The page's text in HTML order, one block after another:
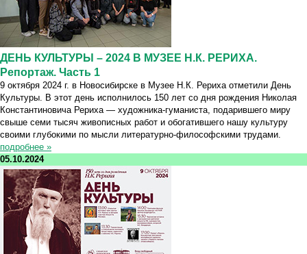
ДЕНЬ КУЛЬТУРЫ – 2024 В МУЗЕЕ Н.К. РЕРИХА.
Репортаж. Часть 1
9 октября 2024 г. в Новосибирске в Музее Н.К. Рериха отметили День
Культуры. В этот день исполнилось 150 лет со дня рождения Николая
Константиновича Рериха — художника-гуманиста, подарившего миру
свыше семи тысяч живописных работ и обогатившего нашу культуру
своими глубокими по мысли литературно-философскими трудами.
подробнее »
05.10.2024